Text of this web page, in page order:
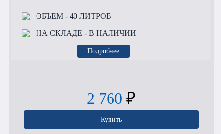
ОБЪЕМ- 40 ЛИТРОВ
НА СКЛАДЕ - В НАЛИЧИИ
Подробнее
2 760 ₽
Купить